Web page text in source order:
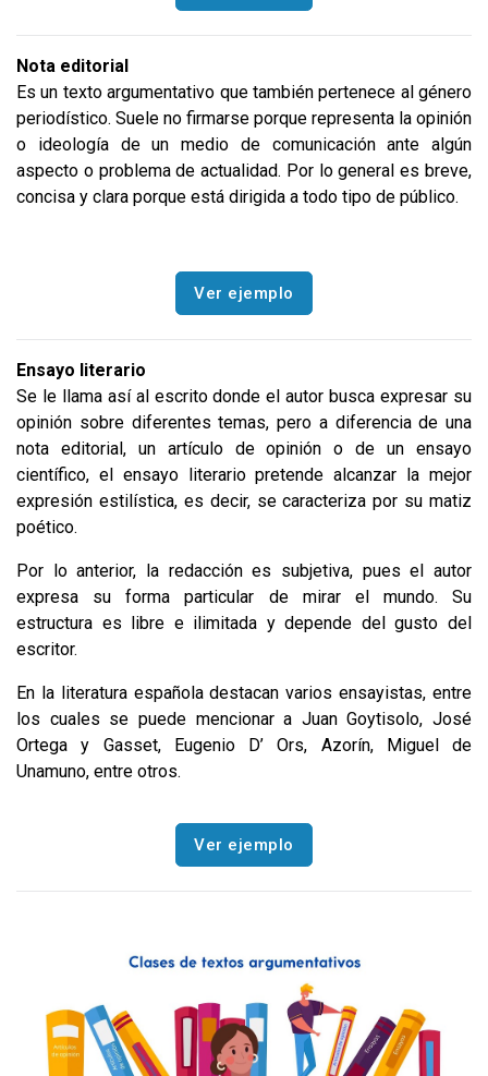
Nota editorial
Es un texto argumentativo que también pertenece al género
periodístico. Suele no firmarse porque representa la opinión
o ideología de un medio de comunicación ante algún
aspecto o problema de actualidad. Por lo general es breve,
concisa y clara porque está dirigida a todo tipo de público.
Ver ejemplo
Ensayo literario
Se le llama así al escrito donde el autor busca expresar su
opinión sobre diferentes temas, pero a diferencia de una
nota editorial, un artículo de opinión o de un ensayo
científico, el ensayo literario pretende alcanzar la mejor
expresión estilística, es decir, se caracteriza por su matiz
poético.
Por lo anterior, la redacción es subjetiva, pues el autor
expresa su forma particular de mirar el mundo. Su
estructura es libre e ilimitada y depende del gusto del
escritor.
En la literatura española destacan varios ensayistas, entre
los cuales se puede mencionar a Juan Goytisolo, José
Ortega y Gasset, Eugenio D’ Ors, Azorín, Miguel de
Unamuno, entre otros.
Ver ejemplo